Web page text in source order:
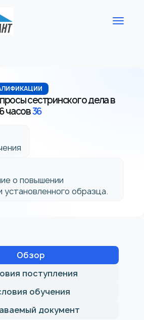
сестринского дела в
часов36
о повышении
установленного образца.
Обзор
поступления
обучения
документ